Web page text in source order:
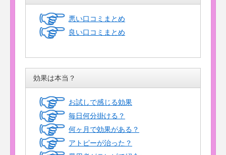
悪い口コミまとめ
良い口コミまとめ
効果は本当？
お試しで感じる効果
毎日何分掛ける？
何ヶ月で効果がある？
アトピーが治った？